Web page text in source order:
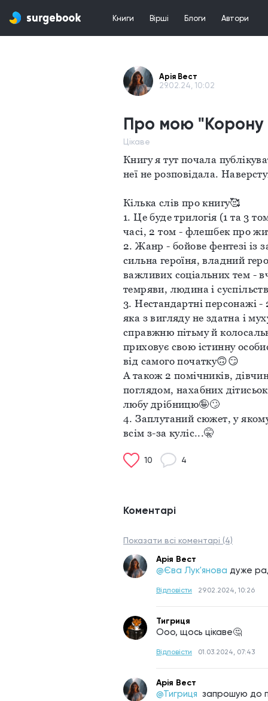
Книги Вірші Блоги Автори
Арія Вест
29.02.24, 10:02
Про мою "Корону
Цікаве
Книгу я тут почала
неї не розповідала.
Кілька слів про книгу🥰
1. Це буде трилогія (1 та 3
часі, 2 том - флешбек про
2. Жанр - бойове фентезі із
сильна героїня, владний
важливих соціальних тем -
темряви, людина і
3. Нестандартні персонажі
яка з вигляду не здатна і
справжню пітьму й
приховує свою істинну
від самого початку🙃😏
А також 2 помічників,
поглядом, нахабних
любу дрібницю🤪🙄
4. Заплутаний сюжет, у
всім з-за куліс...🤫
10 4
Коментарі
Показати всі коментарі (4)
Арія Вест
@Єва Лук'янова дуже
Відповісти 29.02.2024, 10:26
Тигриця
Ооо, щось цікаве🤔
Відповісти 01.03.2024, 07:43
Арія Вест
@Тигриця запрошую до